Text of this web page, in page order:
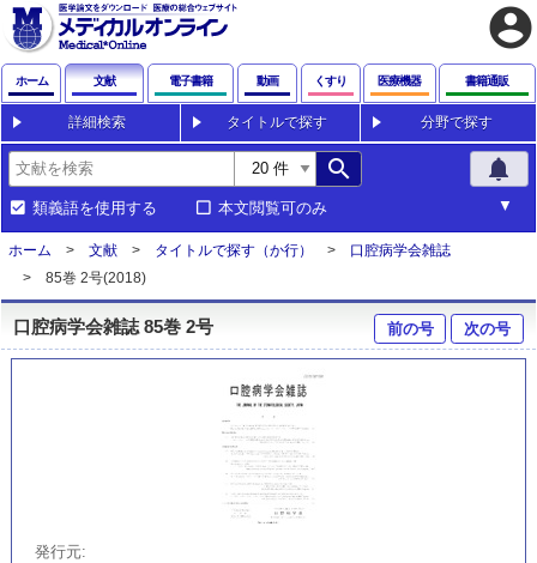
account_circle
ホーム 文献 電子書籍 動画 くすり 医療機器 書籍通販
詳細検索 タイトルで探す 分野で探す
search notifications
類義語を使用する 本文閲覧可のみ
ホーム 文献 タイトルで探す（か行）
口腔病学会雑誌
85巻 2号(2018)
口腔病学会雑誌 85巻 2号 前の号 次の号
発行元